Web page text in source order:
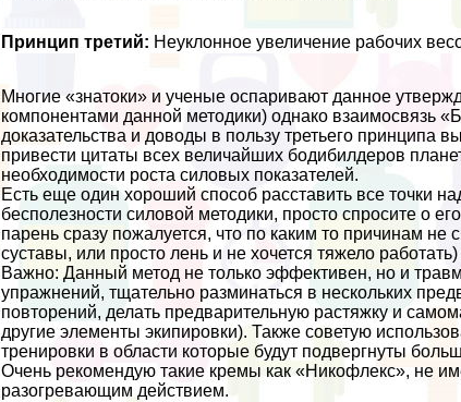
Принцип третий: Неуклонное увеличение рабочих
Многие «знатоки» и ученые оспаривают данное
компонентами данной методики) однако
доказательства и доводы в пользу третьего принципа
привести цитаты всех величайших бодибилдеров
необходимости роста силовых показателей.
Есть еще один хороший способ расставить все точки
бесполезности силовой методики, просто спросите о
парень сразу пожалуется, что по каким то причинам
суставы, или просто лень и не хочется тяжело
Важно: Данный метод не только эффективен, но и
упражнений, тщательно разминаться в нескольких
повторений, делать предварительную растяжку и
другие элементы экипировки). Также советую
тренировки в области которые будут подвергнуты
Очень рекомендую такие кремы как «Никофлекс», не
разогревающим действием.